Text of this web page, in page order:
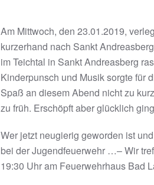
Am Mittwoch, den 23.01.2019,
kurzerhand nach Sankt
im Teichtal in Sankt Andreasberg
Kinderpunsch und Musik sorgte für
Spaß an diesem Abend nicht zu
zu früh. Erschöpft aber glücklich
Wer jetzt neugierig geworden ist
bei der Jugendfeuerwehr …– Wir
19:30 Uhr am Feuerwehrhaus Bad